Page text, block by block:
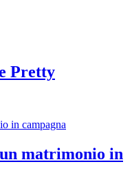
Pretty
matrimonio in